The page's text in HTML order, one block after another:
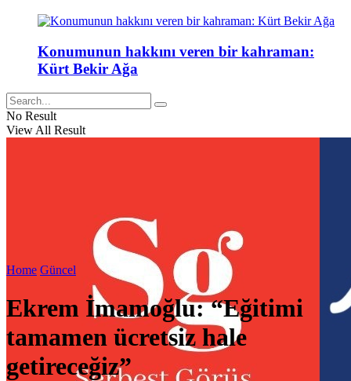
Konumunun hakkını veren bir kahraman:
Kürt Bekir Ağa
No Result
View All Result
Home Güncel
Ekrem İmamoğlu: “Eğitimi
tamamen ücretsiz hale
getireceğiz”